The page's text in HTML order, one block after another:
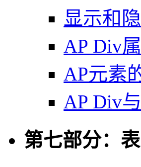
显示和
AP Div
AP元素
AP Div
第七部分：